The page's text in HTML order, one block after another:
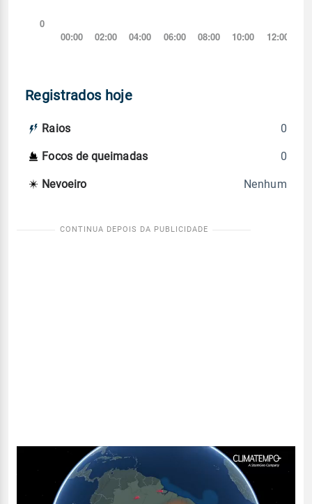
Registrados hoje
Raios 0
Focos de queimadas 0
Nevoeiro Nenhum